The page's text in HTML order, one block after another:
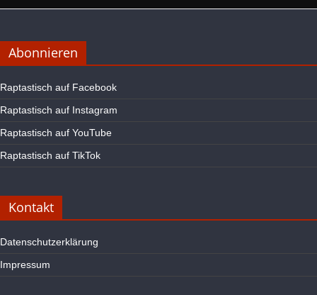
Abonnieren
Raptastisch auf Facebook
Raptastisch auf Instagram
Raptastisch auf YouTube
Raptastisch auf TikTok
Kontakt
Datenschutzerklärung
Impressum